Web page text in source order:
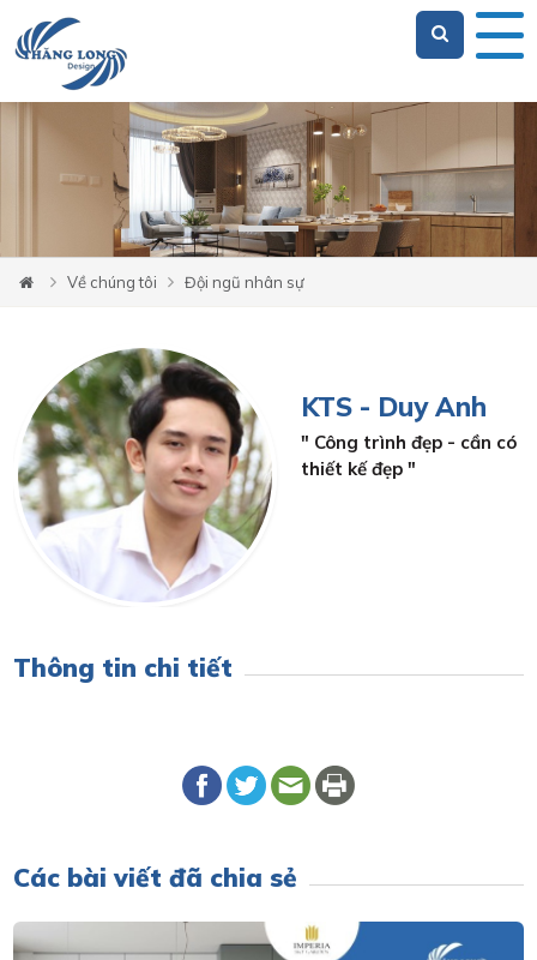
Loading...
Về chúng tôi Đội ngũ nhân sự
KTS - Duy Anh
" Công trình đẹp - cần có
thiết kế đẹp "
Thông tin chi tiết
Các bài viết đã chia sẻ